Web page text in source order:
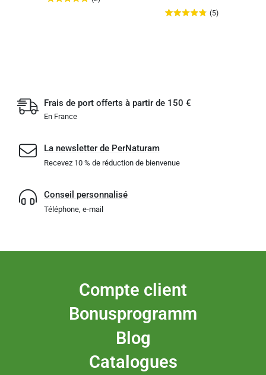
(5)
Frais de port offerts à partir de 150 €
En France
La newsletter de PerNaturam
Recevez 10 % de réduction de bienvenue
Conseil personnalisé
Téléphone, e-mail
Compte client
Bonusprogramm
Blog
Catalogues